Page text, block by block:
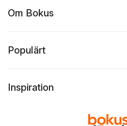
Om Bokus
Populärt
Inspiration